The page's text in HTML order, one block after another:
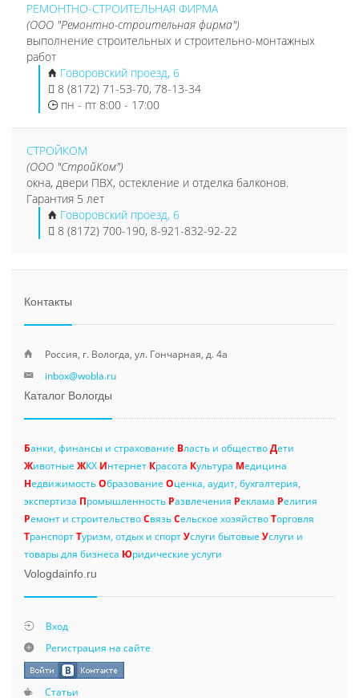
РЕМОНТНО-СТРОИТЕЛЬНАЯ ФИРМА
(ООО "Ремонтно-строительная фирма")
выполнение строительных и строительно-монтажных
работ
Говоровский проезд, 6
8 (8172) 71-53-70, 78-13-34
пн - пт 8:00 - 17:00
СТРОЙКОМ
(ООО "СтройКом")
окна, двери ПВХ, остекление и отделка балконов.
Гарантия 5 лет
Говоровский проезд, 6
8 (8172) 700-190, 8-921-832-92-22
Контакты
Россия, г. Вологда, ул. Гончарная, д. 4а
inbox@wobla.ru
Каталог Вологды
Банки, финансы и страхование Власть и обществоДети
Животные ЖКХ Интернет Красота Культура Медицина
НедвижимостьОбразование Оценка, аудит, бухгалтерия,
экспертиза Промышленность Развлечения Реклама Религия
Ремонт и строительствоСвязьСельское хозяйствоТорговля
ТранспортТуризм, отдых и спортУслуги бытовые Услуги и
товары для бизнеса Юридические услуги
Vologdainfo.ru
Вход
Регистрация на сайте
Статьи